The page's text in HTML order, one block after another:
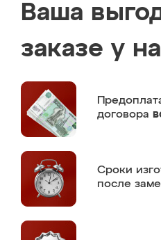
Ваша
заказе у
договора
Сроки
после